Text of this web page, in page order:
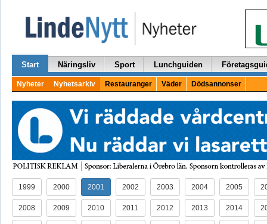
Start Näringsliv Sport Lunchguiden
Nyheter Nyhetsarkiv Restauranger Väder Dödsannonser
1999 2000 2001 2002 2003 2004 2005
2008 2009 2010 2011 2012 2013 2014